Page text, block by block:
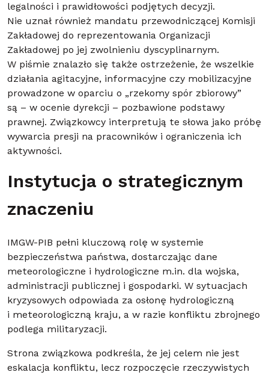
legalności i prawidłowości podjętych decyzji.
Nie uznał również mandatu przewodniczącej Komisji
Zakładowej do reprezentowania Organizacji
Zakładowej po jej zwolnieniu dyscyplinarnym.
W piśmie znalazło się także ostrzeżenie, że wszelkie
działania agitacyjne, informacyjne czy mobilizacyjne
prowadzone w oparciu o „rzekomy spór zbiorowy”
są – w ocenie dyrekcji – pozbawione podstawy
prawnej. Związkowcy interpretują te słowa jako próbę
wywarcia presji na pracowników i ograniczenia ich
aktywności.
Instytucja o strategicznym
znaczeniu
IMGW-PIB pełni kluczową rolę w systemie
bezpieczeństwa państwa, dostarczając dane
meteorologiczne i hydrologiczne m.in. dla wojska,
administracji publicznej i gospodarki. W sytuacjach
kryzysowych odpowiada za osłonę hydrologiczną
i meteorologiczną kraju, a w razie konfliktu zbrojnego
podlega militaryzacji.
Strona związkowa podkreśla, że jej celem nie jest
eskalacja konfliktu, lecz rozpoczęcie rzeczywistych